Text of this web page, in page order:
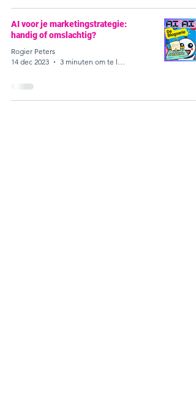
AI voor je marketingstrategie:
handig of omslachtig?
Rogier Peters
14 dec 2023
3 minuten om te lezen